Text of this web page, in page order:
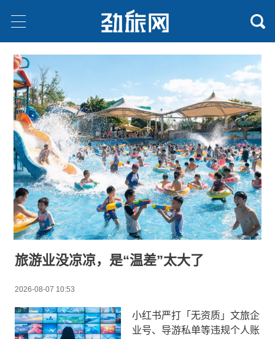
旅游业没凉凉，是“温差”太大了
2026-08-07 10:53
小红书严打「无资质」文旅企
业号、导游私单等违规个人账